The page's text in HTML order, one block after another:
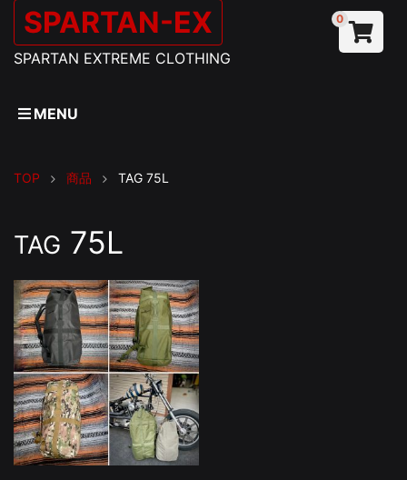
SPARTAN-EX
SPARTAN EXTREME CLOTHING
0
MENU
TOP 商品 TAG 75L
TAG 75L